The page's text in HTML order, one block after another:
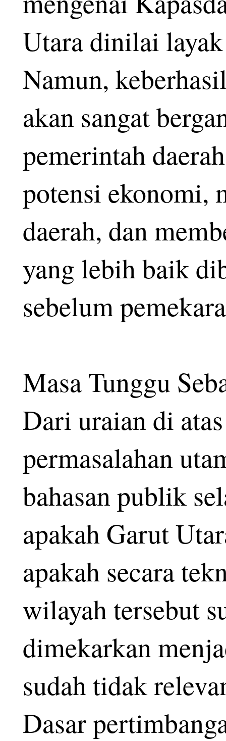
Utara dinilai
Namun,
akan sangat
pemerintah
potensi ekonomi,
daerah, dan
yang lebih baik
sebelum
Masa Tunggu
Dari uraian di
permasalahan
bahasan publik
apakah Garut
apakah secara
wilayah tersebut
dimekarkan
sudah tidak
Dasar